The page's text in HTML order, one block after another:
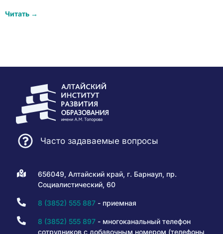
Читать →
Часто задаваемые вопросы
656049, Алтайский край, г. Барнаул, пр.
Социалистический, 60
8 (3852) 555 887- приемная
8 (3852) 555 897- многоканальный телефон
сотрудников с добавочным номером (телефоны